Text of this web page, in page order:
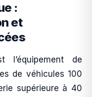
:
et
de
de véhicules 100
supérieure à 40